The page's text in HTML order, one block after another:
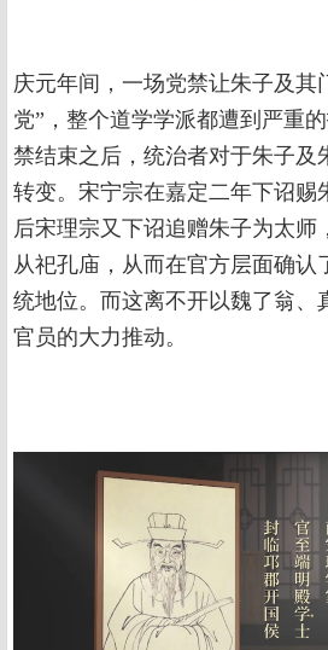
庆元年间，一场党禁让朱子及其
党”，整个道学学派都遭到严重
禁结束之后，统治者对于朱子及
转变。宋宁宗在嘉定二年下诏赐
后宋理宗又下诏追赠朱子为太师
从祀孔庙，从而在官方层面确认
统地位。而这离不开以魏了翁、
官员的大力推动。